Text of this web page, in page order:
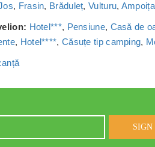
, Frasin, Brăduleț,Vulturu, Ampoița
Hotel***, Pensiune, Casă de
, Hotel****, Căsuțe tip camping,
SIGN